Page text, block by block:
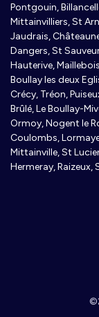
Pontgouin,
Mittainvilliers, St
Jaudrais,
Dangers, St
Hauterive,
Boullay les deux
Crécy, Tréon,
Brûlé, Le Boullay-
Ormoy, Nogent le
Coulombs,
Mittainville, St
Hermeray, Raizeux,